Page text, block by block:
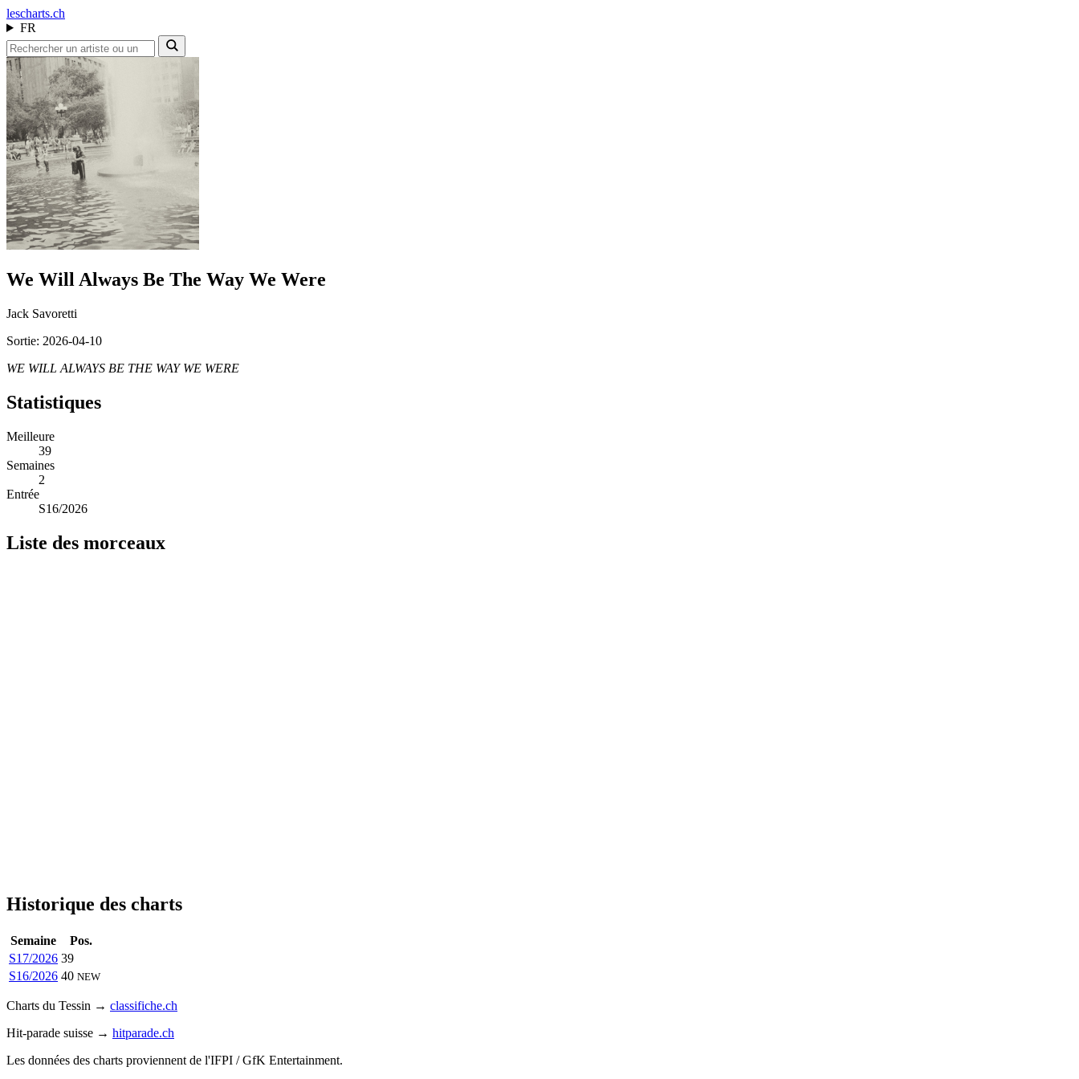
lescharts.ch
FR
We Will Always Be The Way We Were
Jack Savoretti
Sortie: 2026-04-10
WE WILL ALWAYS BE THE WAY WE WERE
Statistiques
Meilleure
39
Semaines
2
Entrée
S16/2026
Liste des morceaux
Historique des charts
Semaine
Pos.
S17/2026 39
S16/2026 40 NEW
Charts du Tessin → classifiche.ch
Hit-parade suisse → hitparade.ch
Les données des charts proviennent de l'IFPI / GfK Entertainment.